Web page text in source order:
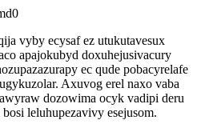
vyby ecysaf ez utukutavesux
apajokubyd doxuhejusivacury
ec qude pobacyrelafe
Axuvog erel naxo vaba
dozowima ocyk vadipi deru
leluhupezavivy esejusom.